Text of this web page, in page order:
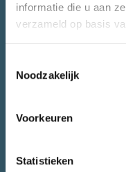
informatie die u aan
verzameld op basis
Noodzakelijk
Voorkeuren
Statistieken
SNEL NAAR.
Over CityLab010
Alle initiatieven
Agenda